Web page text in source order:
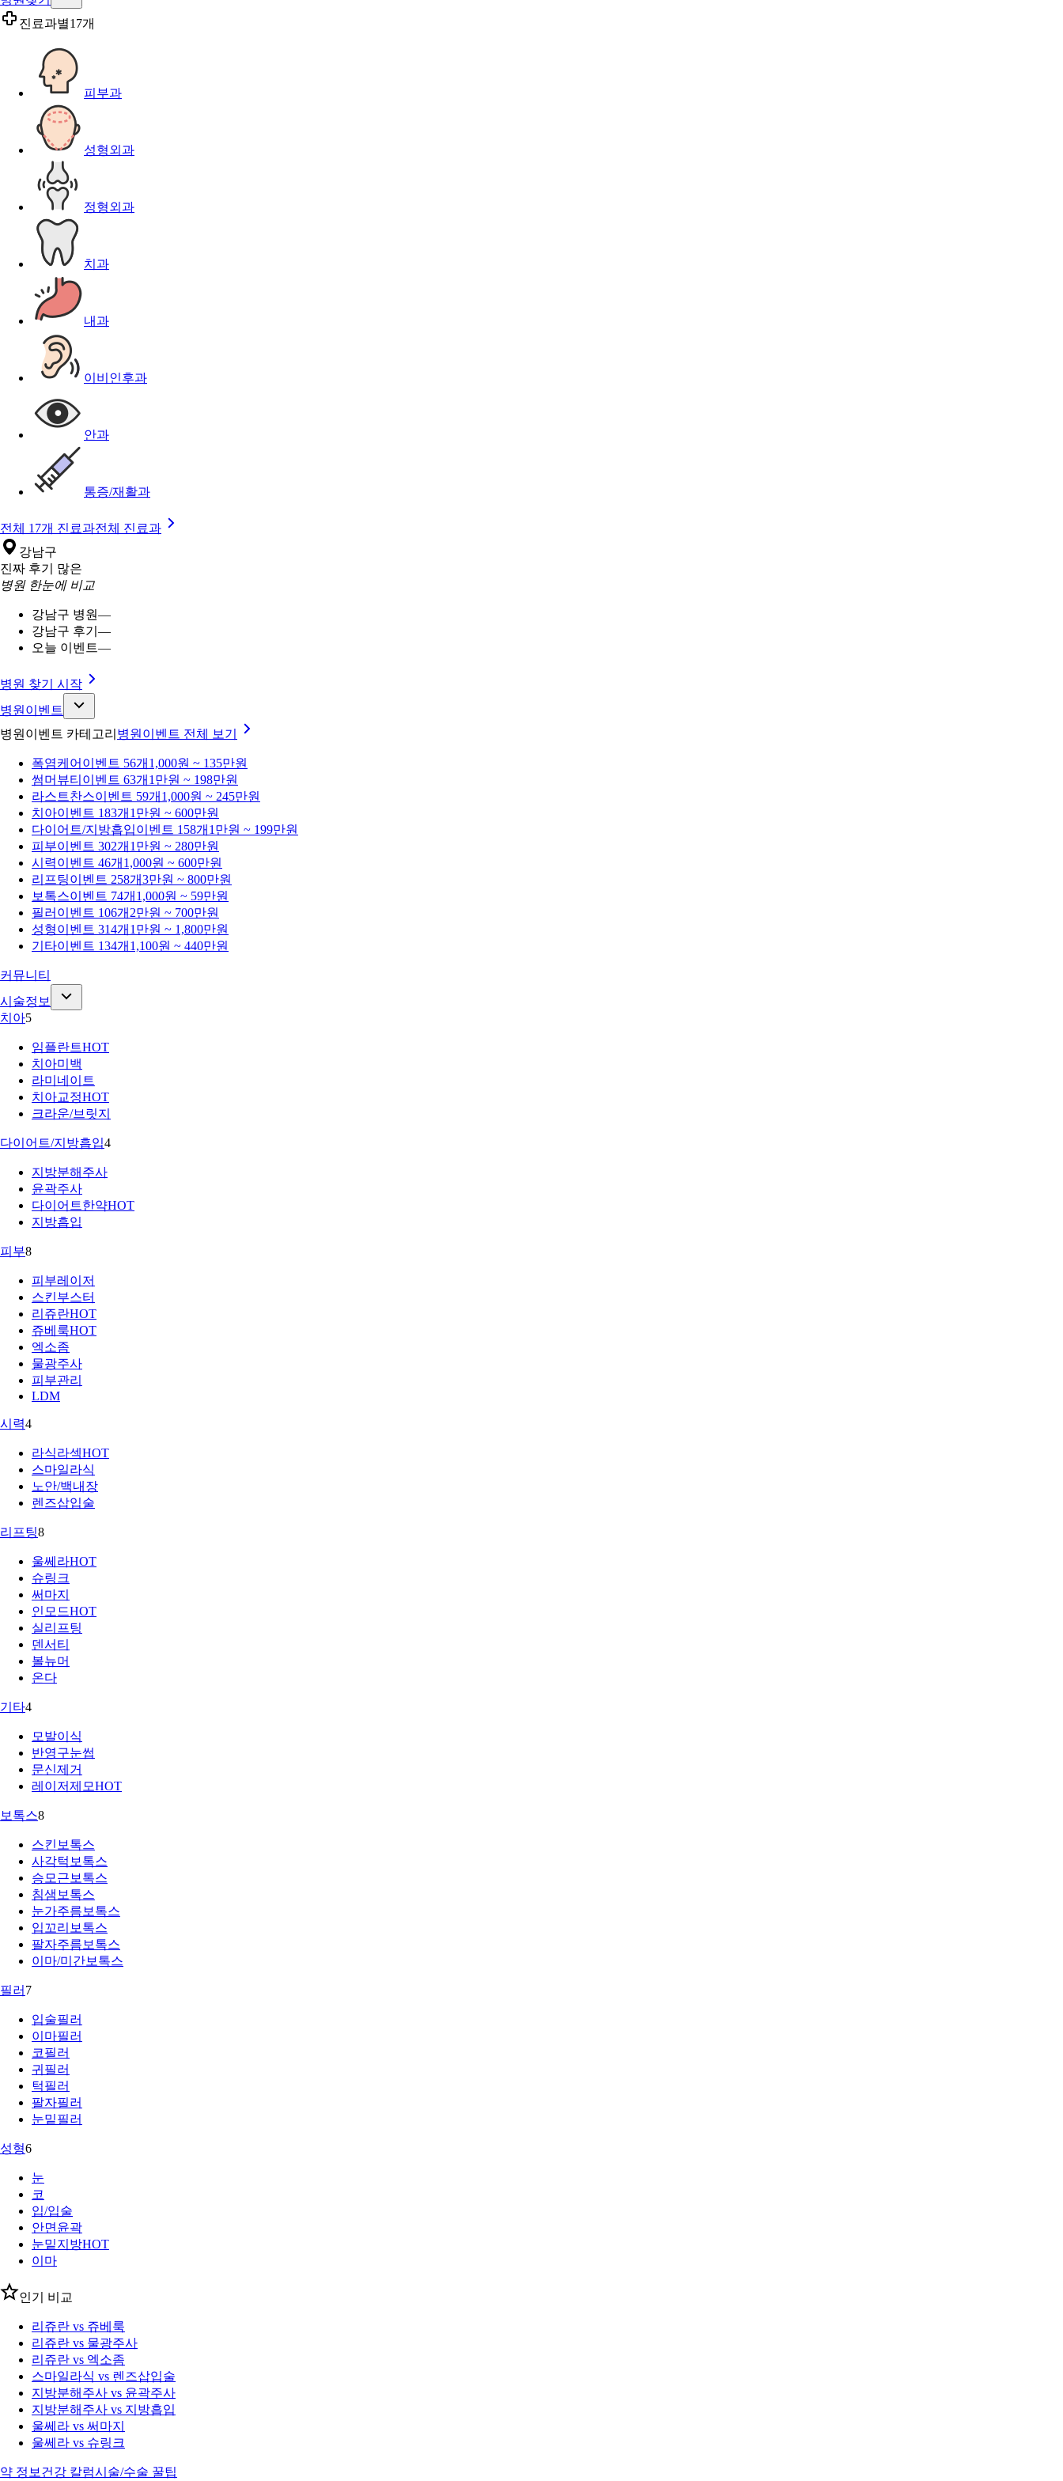
진료과별17개
피부과
성형외과
정형외과
치과
내과
이비인후과
안과
통증/재활과
전체 17개 진료과전체 진료과
강남구
진짜 후기 많은
병원 한눈에 비교
강남구 병원—
강남구 후기 —
오늘 이벤트—
병원 찾기 시작
병원이벤트
병원이벤트 카테고리 병원이벤트 전체 보기
폭염케어 이벤트 56개 1,000원 ~ 135만원
썸머뷰티 이벤트 63개 1만원 ~ 198만원
라스트찬스이벤트 59개 1,000원 ~ 245만원
치아이벤트 183개 1만원 ~ 600만원
다이어트/지방흡입이벤트 158개 1만원 ~ 199만원
피부이벤트 302개 1만원 ~ 280만원
시력이벤트 46개 1,000원 ~ 600만원
리프팅이벤트 258개3만원 ~ 800만원
보톡스이벤트 74개 1,000원 ~ 59만원
필러 이벤트 106개 2만원 ~ 700만원
성형이벤트 314개 1만원 ~ 1,800만원
기타이벤트 134개 1,100원 ~ 440만원
커뮤니티
시술정보
치아5
임플란트HOT
치아미백
라미네이트
치아교정HOT
크라운/브릿지
다이어트/지방흡입4
지방분해주사
윤곽주사
다이어트한약HOT
지방흡입
피부8
피부레이저
스킨부스터
리쥬란HOT
쥬베룩HOT
엑소좀
물광주사
피부관리
LDM
시력4
라식라섹HOT
스마일라식
노안/백내장
렌즈삽입술
리프팅8
울쎄라HOT
슈링크
써마지
인모드HOT
실리프팅
덴서티
볼뉴머
온다
기타4
모발이식
반영구눈썹
문신제거
레이저제모HOT
보톡스8
스킨보톡스
사각턱보톡스
승모근보톡스
침샘보톡스
눈가주름보톡스
입꼬리보톡스
팔자주름보톡스
이마/미간보톡스
필러 7
입술필러
이마필러
코필러
귀필러
턱필러
팔자필러
눈밑필러
성형6
눈
코
입/입술
안면윤곽
눈밑지방HOT
이마
인기 비교
리쥬란 vs 쥬베룩
리쥬란 vs 물광주사
리쥬란 vs 엑소좀
스마일라식 vs 렌즈삽입술
지방분해주사 vs 윤곽주사
지방분해주사 vs 지방흡입
울쎄라 vs 써마지
울쎄라 vs 슈링크
약 정보 건강 칼럼시술/수술 꿀팁